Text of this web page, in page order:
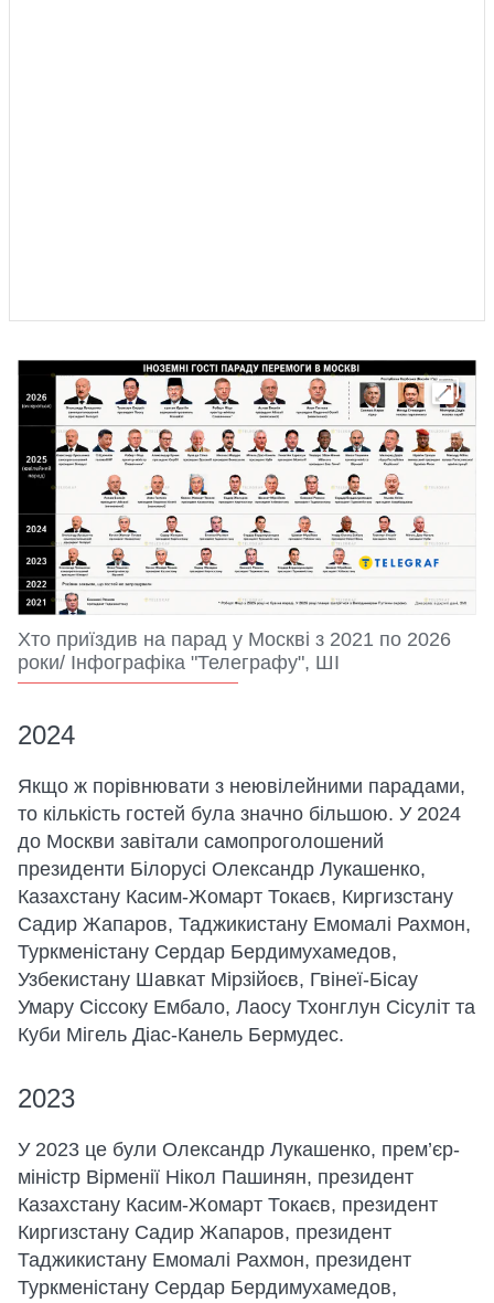
Хто приїздив на парад у Москві з 2021 по 2026
роки/ Інфографіка "Телеграфу", ШІ
2024
Якщо ж порівнювати з неювілейними парадами,
то кількість гостей була значно більшою. У 2024
до Москви завітали самопроголошений
президенти Білорусі Олександр Лукашенко,
Казахстану Касим-Жомарт Токаєв, Киргизстану
Садир Жапаров, Таджикистану Емомалі Рахмон,
Туркменістану Сердар Бердимухамедов,
Узбекистану Шавкат Мірзійоєв, Гвінеї-Бісау
Умару Сіссоку Ембало, Лаосу Тхонглун Сісуліт та
Куби Мігель Діас-Канель Бермудес.
2023
У 2023 це були Олександр Лукашенко, прем’єр-
міністр Вірменії Нікол Пашинян, президент
Казахстану Касим-Жомарт Токаєв, президент
Киргизстану Садир Жапаров, президент
Таджикистану Емомалі Рахмон, президент
Туркменістану Сердар Бердимухамедов,